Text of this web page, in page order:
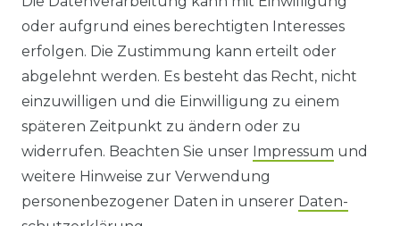
WIDERRUFS­FORMULAR
HINWEISE ZUR BATTERIEENTSORGUNG
IMPRESSUM
AGB UND KUNDENINFORMATIONEN
DATENSCHUTZERKLÄRUNG
oder aufgrund eines berechtigten Interesses
erfolgen. Die Zustimmung kann erteilt oder
abgelehnt werden. Es besteht das Recht, nicht
einzuwilligen und die Einwilligung zu einem
späteren Zeitpunkt zu ändern oder zu
widerrufen. Beachten Sie unser Impressum und
weitere Hinweise zur Verwendung
personenbezogener Daten in unserer Daten­